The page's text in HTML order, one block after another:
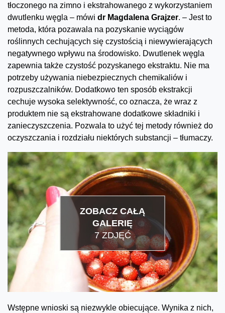
tłoczonego na zimno i ekstrahowanego z wykorzystaniem
dwutlenku węgla – mówi dr Magdalena Grajzer. – Jest to
metoda, która pozawala na pozyskanie wyciągów
roślinnych cechujących się czystością i niewywierających
negatywnego wpływu na środowisko. Dwutlenek węgla
zapewnia także czystość pozyskanego ekstraktu. Nie ma
potrzeby używania niebezpiecznych chemikaliów i
rozpuszczalników. Dodatkowo ten sposób ekstrakcji
cechuje wysoka selektywność, co oznacza, że wraz z
produktem nie są ekstrahowane dodatkowe składniki i
zanieczyszczenia. Pozwala to użyć tej metody również do
oczyszczania i rozdziału niektórych substancji – tłumaczy.
ZOBACZ CAŁĄ
GALERIĘ
7 ZDJĘĆ
Wstępne wnioski są niezwykle obiecujące. Wynika z nich,